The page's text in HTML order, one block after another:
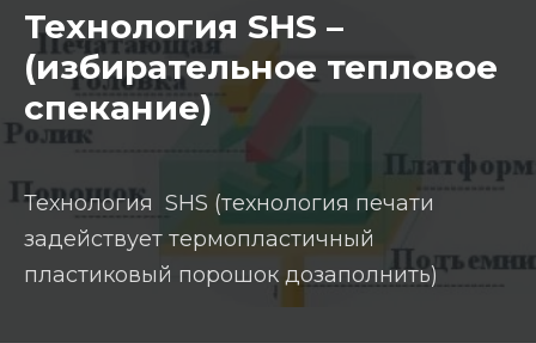
Технология SHS –
(избирательное тепловое
спекание)
Технология SHS (технология печати
задействует термопластичный
пластиковый порошок дозаполнить)